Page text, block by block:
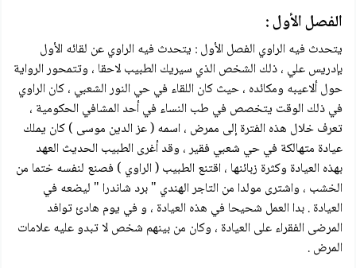
الفصل الأول :
يتحدث فيه الراوي الفصل الأول : يتحدث فيه الراوي عن لقائه الأول
بإدريس علي ، ذلك الشخص الذي سيريك الطبيب لاحقا ، وتتمحور الرواية
حول ألاعيبه ومكائده ، حيث كان اللقاء في حي النور الشعبي ، كان الراوي
في ذلك الوقت يتخصص في طب النساء في أحد المشافي الحكومية ،
تعرف خلال هذه الفترة إلى ممرض ، اسمه ( عز الدين موسى ) كان يملك
عيادة متهالكة في حي شعبي فقير ، وقد أغرى الطبيب الحديث العهد
بهذه العيادة وكثرة زبائنها ، اقتنع الطبيب ( الراوي ) فصنع لنفسه ختما من
الخشب ، واشترى مولدا من التاجر الهندي " برد شاندرا " ليضعه في
العيادة . بدا العمل شحيحا في هذه العيادة ، و في يوم هادئ توافد
المرضى الفقراء على العيادة ، وكان من بينهم شخص لا تبدو عليه علامات
المرض .